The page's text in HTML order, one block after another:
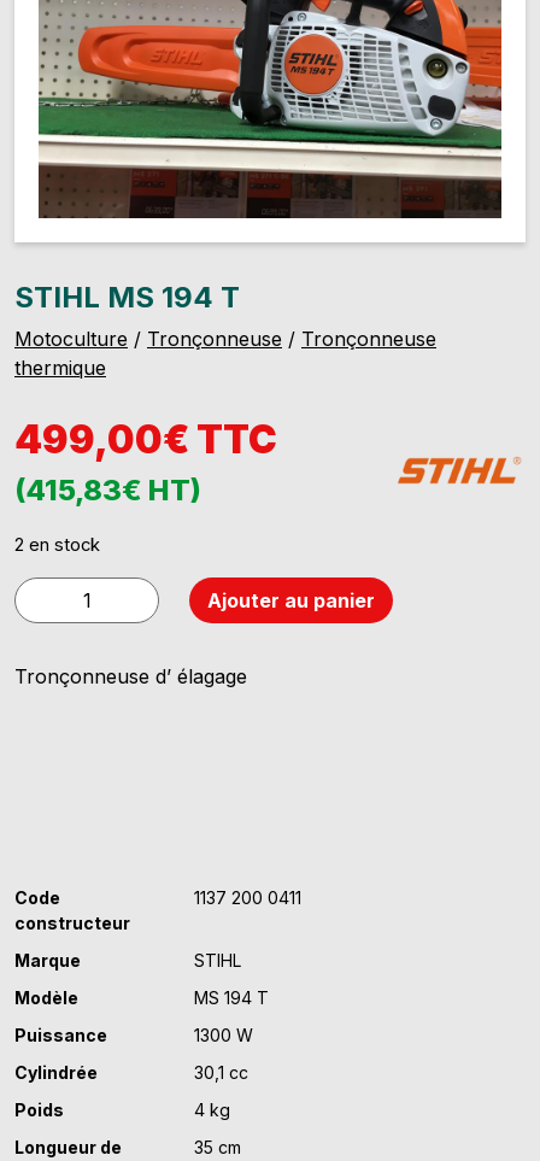
STIHL MS 194 T
Motoculture / Tronçonneuse / Tronçonneuse
thermique
499,00€ TTC
(415,83€ HT)
2 en stock
quantité
de
MS
Ajouter au panier
Tronçonneuse d’ élagage
Code
constructeur
1137 200 0411
Marque
STIHL
Modèle
MS 194 T
Puissance
1300 W
Cylindrée
30,1 cc
Poids
4 kg
Longueur de
35 cm